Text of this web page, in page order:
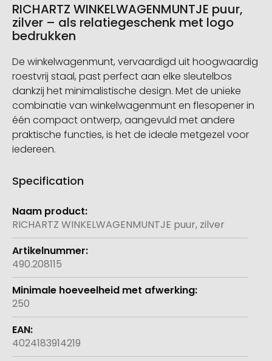
RICHARTZ WINKELWAGENMUNTJE puur,
zilver – als relatiegeschenk met logo
bedrukken
De winkelwagenmunt, vervaardigd uit hoogwaardig
roestvrij staal, past perfect aan elke sleutelbos
dankzij het minimalistische design. Met de unieke
combinatie van winkelwagenmunt en flesopener in
één compact ontwerp, aangevuld met andere
praktische functies, is het de ideale metgezel voor
iedereen.
Specification
Meer
informatie
RICHARTZ WINKELWAGENMUNTJE puur, zilver
490.208115
250
4024183914219